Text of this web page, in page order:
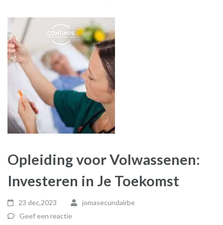
Opleiding voor Volwassenen:
Investeren in Je Toekomst
23 dec,2023
jomasecundairbe
Geef een reactie